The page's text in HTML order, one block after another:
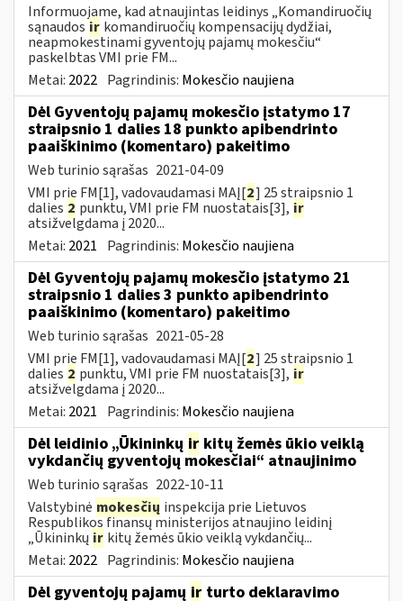
Informuojame, kad atnaujintas leidinys „Komandiruočių
sąnaudos ir komandiruočių kompensacijų dydžiai,
neapmokestinami gyventojų pajamų mokesčiu“
paskelbtas VMI prie FM...
Metai: 2022 Pagrindinis: Mokesčio naujiena
Dėl Gyventojų pajamų mokesčio įstatymo 17
straipsnio 1 dalies 18 punkto apibendrinto
paaiškinimo (komentaro) pakeitimo
Web turinio sąrašas 2021-04-09
VMI prie FM[1], vadovaudamasi MAĮ[2] 25 straipsnio 1
dalies 2 punktu, VMI prie FM nuostatais[3], ir
atsižvelgdama į 2020...
Metai: 2021 Pagrindinis: Mokesčio naujiena
Dėl Gyventojų pajamų mokesčio įstatymo 21
straipsnio 1 dalies 3 punkto apibendrinto
paaiškinimo (komentaro) pakeitimo
Web turinio sąrašas 2021-05-28
VMI prie FM[1], vadovaudamasi MAĮ[2] 25 straipsnio 1
dalies 2 punktu, VMI prie FM nuostatais[3], ir
atsižvelgdama į 2020...
Metai: 2021 Pagrindinis: Mokesčio naujiena
Dėl leidinio „Ūkininkų ir kitų žemės ūkio veiklą
vykdančių gyventojų mokesčiai“ atnaujinimo
Web turinio sąrašas 2022-10-11
Valstybinė mokesčių inspekcija prie Lietuvos
Respublikos finansų ministerijos atnaujino leidinį
„Ūkininkų ir kitų žemės ūkio veiklą vykdančių...
Metai: 2022 Pagrindinis: Mokesčio naujiena
Dėl gyventojų pajamų ir turto deklaravimo